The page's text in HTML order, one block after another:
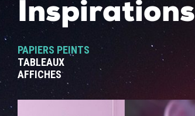
Inspirations
PAPIERS PEINTS
TABLEAUX
AFFICHES